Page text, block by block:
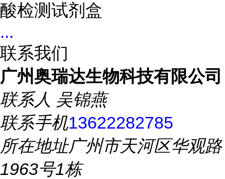
酸检测试剂盒
...
联系我们
广州奥瑞达生物科技有限公司
联系人 吴锦燕
联系手机13622282785
所在地址广州市天河区华观路
1963号1栋